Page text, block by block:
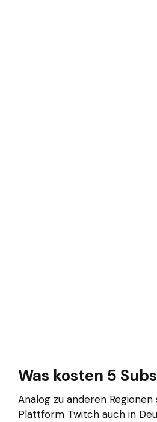
Was kosten 5
Analog zu anderen
Plattform Twitch auch in